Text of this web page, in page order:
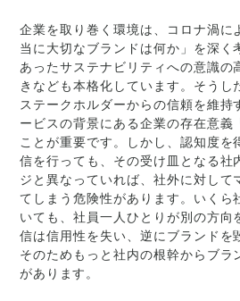
企業を取り巻く環境は、コロナ渦に
当に大切なブランドは何か」を深く
あったサステナビリティへの意識の
きなども本格化しています。そうし
ステークホルダーからの信頼を維持
ービスの背景にある企業の存在意義
ことが重要です。しかし、認知度を
信を行っても、その受け皿となる社
ジと異なっていれば、社外に対して
てしまう危険性があります。いくら
いても、社員一人ひとりが別の方向
信は信用性を失い、逆にブランドを
そのためもっと社内の根幹からブラ
があります。